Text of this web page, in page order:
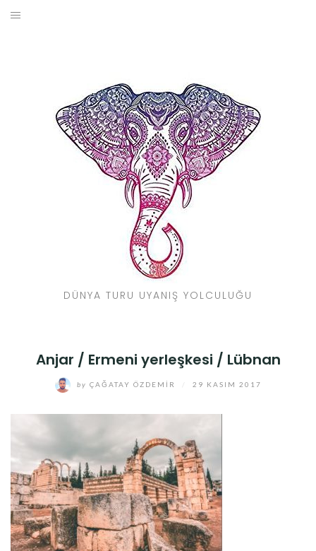
Skip
DÜNYA TURU UYANIŞ YOLCULUĞU
Anjar / Ermeni yerleşkesi / Lübnan
by ÇAĞATAY ÖZDEMIR 29 KASIM 2017
SEYAHAT REHBERI